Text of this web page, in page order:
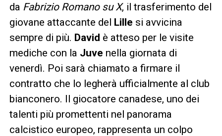
da Fabrizio Romano su X, il trasferimento del
giovane attaccante del Lille si avvicina
sempre di più. David è atteso per le visite
mediche con la Juve nella giornata di
venerdì. Poi sarà chiamato a firmare il
contratto che lo legherà ufficialmente al club
bianconero. Il giocatore canadese, uno dei
talenti più promettenti nel panorama
calcistico europeo, rappresenta un colpo